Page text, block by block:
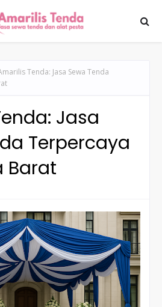
Tenda: Jasa Sewa Tenda
Jasa
Terpercaya
Barat